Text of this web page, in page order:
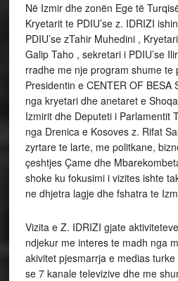
Në Izmir dhe zonën Ege të
Kryetarit te PDIU’se z. IDRIZI
PDIU’se zTahir Muhedini ,
Galip Taho , sekretari i PDIU’se
rradhe me nje program shume te
Presidentin e CENTER OF BESA
nga kryetari dhe anetaret e
Izmirit dhe Deputeti i Parlamentit
nga Drenica e Kosoves z. Rifat
zyrtare te larte, me politkane,
çeshtjes Çame dhe
shoke ku fokusimi i vizites ishte
ne dhjetra lagje dhe fshatra te
Vizita e Z. IDRIZI gjate
ndjekur me interes te madh nga
akivitet pjesmarrja e medias
se 7 kanale televizive dhe me